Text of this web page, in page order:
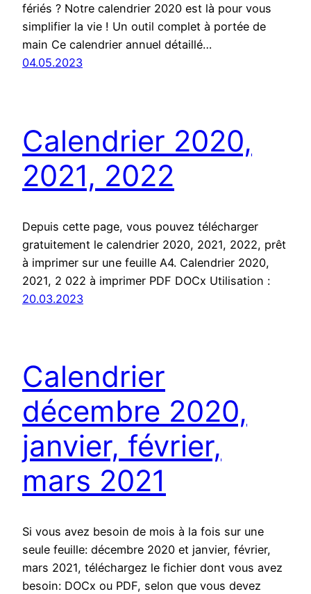
fériés ? Notre calendrier 2020 est là pour vous
simplifier la vie ! Un outil complet à portée de
main Ce calendrier annuel détaillé…
04.05.2023
Calendrier 2020,
2021, 2022
Depuis cette page, vous pouvez télécharger
gratuitement le calendrier 2020, 2021, 2022, prêt
à imprimer sur une feuille A4. Calendrier 2020,
2021, 2 022 à imprimer PDF DOCx Utilisation :
20.03.2023
Calendrier
décembre 2020,
janvier, février,
mars 2021
Si vous avez besoin de mois à la fois sur une
seule feuille: décembre 2020 et janvier, février,
mars 2021, téléchargez le fichier dont vous avez
besoin: DOCx ou PDF, selon que vous devez